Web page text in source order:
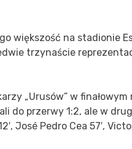
większość na stadionie
trzynaście
„Urusów” w finałowym
do przerwy 1:2, ale w
José Pedro Cea 57′,